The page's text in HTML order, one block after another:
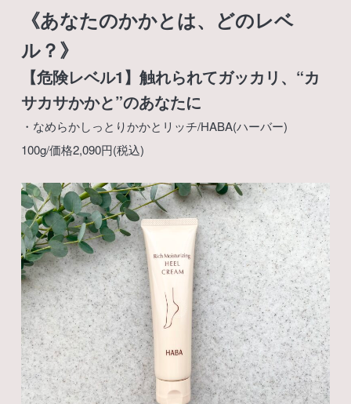
《あなたのかかとは、どのレベ
ル？》
【危険レベル1】触れられてガッカリ、“カ
サカサかかと”のあなたに
・なめらかしっとりかかとリッチ/HABA(ハーバー)
100g/価格2,090円(税込)